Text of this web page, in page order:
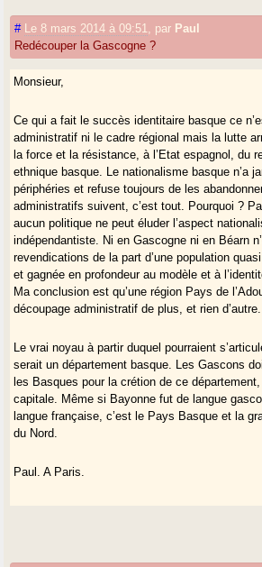
# Le 8 mars 2014 à 09:51 par Paul
Redécouper la Gascogne ?
Monsieur,
Ce qui a fait le succès identitaire basque ce
administratif ni le cadre régional mais la lutte
la force et la résistance, à l’Etat espagnol, du
ethnique basque. Le nationalisme basque n’a
périphéries et refuse toujours de les
administratifs suivent, c’est tout. Pourquoi ?
aucun politique ne peut éluder l’aspect
indépendantiste. Ni en Gascogne ni en Béarn
revendications de la part d’une population
et gagnée en profondeur au modèle et à
Ma conclusion est qu’une région Pays de
découpage administratif de plus, et rien d’autre.
Le vrai noyau à partir duquel pourraient
serait un département basque. Les Gascons
les Basques pour la crétion de ce
capitale. Même si Bayonne fut de langue
langue française, c’est le Pays Basque et la
du Nord.
Paul. A Paris.